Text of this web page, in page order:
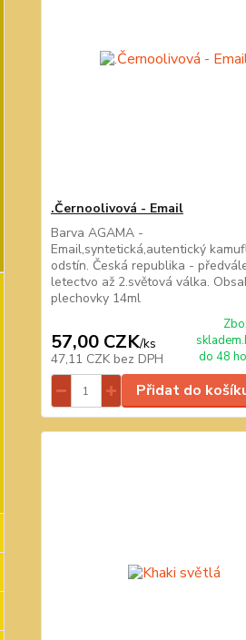
.Černoolivová - Email
Barva AGAMA -
Email,syntetická,autentický
odstín. Česká republika -
letectvo až 2.světová válka.
plechovky 14ml
57,00 CZK/ks
47,11 CZK bez DPH
do 48
Přidat do